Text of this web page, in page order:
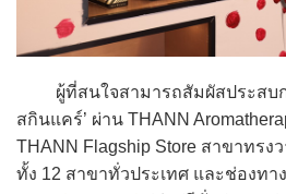
ผู้ที่สนใจสามารถสัมผัสประสบก
สกินแคร์’ ผ่าน THANN
THANN Flagship Store สาขาทรง
ทั้ง 12 สาขาทั่วประเทศ และช่องทา